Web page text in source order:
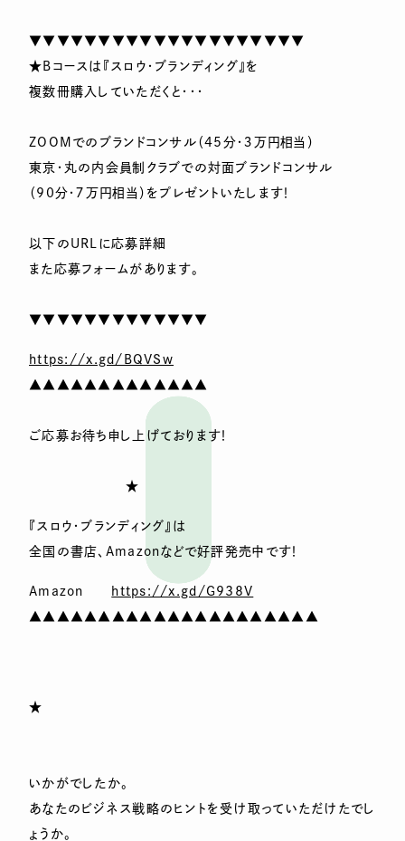
▼▼▼▼▼▼▼▼▼▼▼▼▼▼▼▼▼▼▼▼
★Bコースは『スロウ・ブランディング』を
複数冊購入していただくと・・・
ZOOMでのブランドコンサル（45分・３万円相当）
東京・丸の内会員制クラブでの対面ブランドコンサル
（90分・７万円相当）をプレゼントいたします！
以下のURLに応募詳細
また応募フォームがあります。
▼▼▼▼▼▼▼▼▼▼▼▼▼
https://x.gd/BQVSw
▲▲▲▲▲▲▲▲▲▲▲▲▲
ご応募お待ち申し上げております！
★
『スロウ・ブランディング』は
全国の書店、Amazonなどで好評発売中です！
Amazon
https://x.gd/G938V
▲▲▲▲▲▲▲▲▲▲▲▲▲▲▲▲▲▲▲▲▲
★
いかがでしたか。
あなたのビジネス戦略のヒントを受け取っていただけたでし
ょうか。